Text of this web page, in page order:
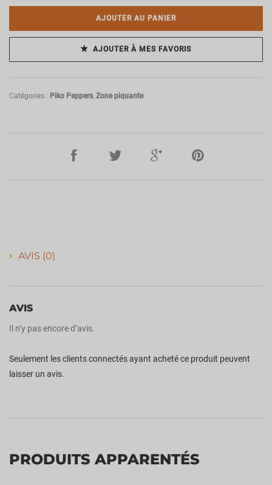
AJOUTER AU PANIER
AJOUTER À MES FAVORIS
Catégories : Piko Peppers, Zone piquante.
AVIS (0)
AVIS
Il n’y pas encore d’avis.
Seulement les clients connectés ayant acheté ce produit peuvent
laisser un avis.
PRODUITS APPARENTÉS